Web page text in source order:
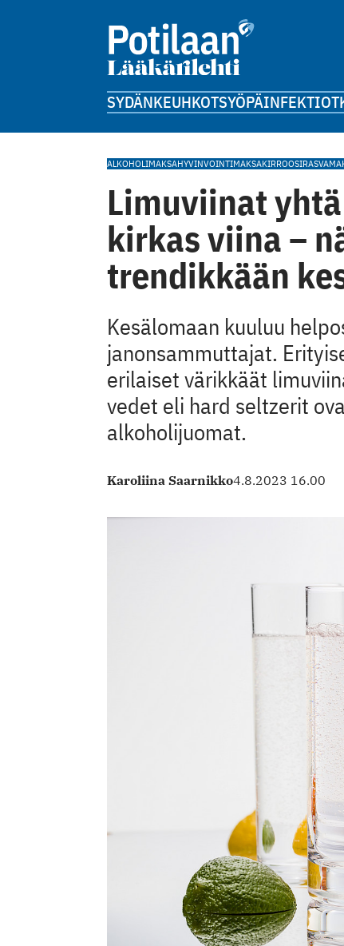
SYDÄNKEUHKOTSYÖPÄINFEKTIOT
ALKOHOLIMAKSAHYVINVOINTIMAKSAKIRROOSI
Limuviinat
kirkas viina –
trendikkään
Kesälomaan kuuluu
janonsammuttajat.
erilaiset värikkäät
vedet eli hard seltzerit
alkoholijuomat.
Karoliina Saarnikko4.8.2023 16.00